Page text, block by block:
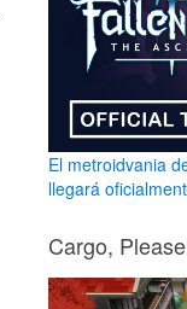
El metroidvania
llegará
Cargo,